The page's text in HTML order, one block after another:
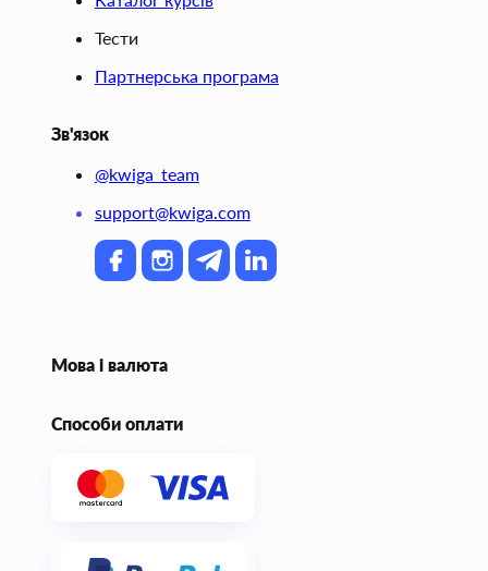
Тести
Партнерська програма
Зв'язок
@kwiga_team
support@kwiga.com
Мова і валюта
Способи оплати